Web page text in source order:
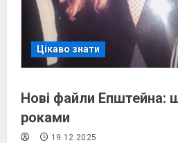
Цікаво знати
Нові файли Епштейна:
роками
19.12.2025